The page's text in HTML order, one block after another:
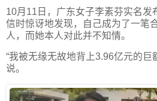
10月11日，广东女子李素芬实名发
信时惊讶地发现，自己成为了一笔
人，而她本人对此并不知情。
“我被无缘无故地背上3.96亿元的巨
说。